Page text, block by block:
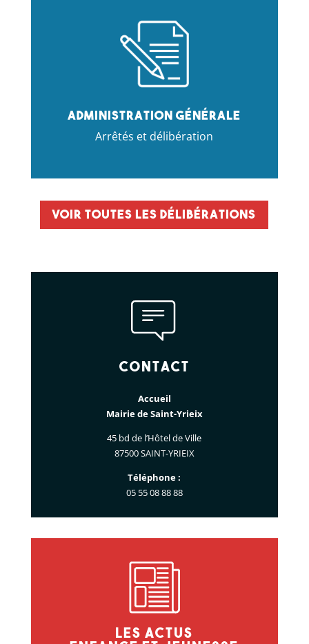
Administration générale
Arrêtés et délibération
Voir toutes les délibérations
Contact
Accueil
Mairie de Saint-Yrieix
45 bd de l’Hôtel de Ville
87500 SAINT-YRIEIX
Téléphone :
05 55 08 88 88
Les actus